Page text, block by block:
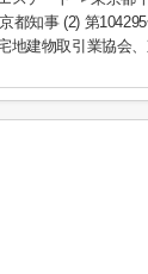
都知事 (2) 第
建物取引業協会